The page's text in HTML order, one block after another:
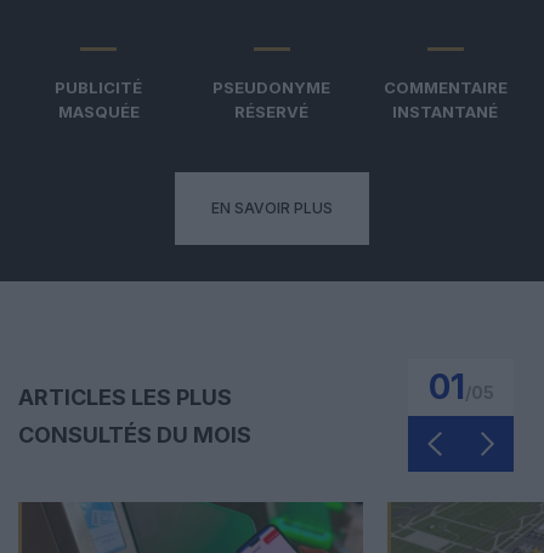
PUBLICITÉ
MASQUÉE
PSEUDONYME
RÉSERVÉ
COMMENTAIRE
INSTANTANÉ
EN SAVOIR PLUS
ARTICLES LES PLUS
CONSULTÉS DU MOIS
01